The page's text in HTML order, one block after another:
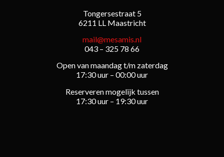
Tongersestraat 5
6211 LL Maastricht
mail@mesamis.nl
043 – 325 78 66
Open van maandag t/m zaterdag
17:30 uur – 00:00 uur
Reserveren mogelijk tussen
17:30 uur – 19:30 uur